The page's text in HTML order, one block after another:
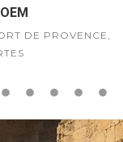
DE PROVENCE,